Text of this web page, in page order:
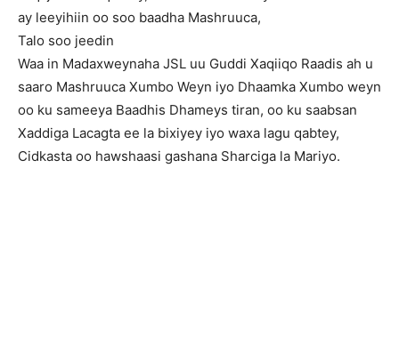
ay leeyihiin oo soo baadha Mashruuca,
Talo soo jeedin
Waa in Madaxweynaha JSL uu Guddi Xaqiiqo Raadis ah u
saaro Mashruuca Xumbo Weyn iyo Dhaamka Xumbo weyn
oo ku sameeya Baadhis Dhameys tiran, oo ku saabsan
Xaddiga Lacagta ee la bixiyey iyo waxa lagu qabtey,
Cidkasta oo hawshaasi gashana Sharciga la Mariyo.